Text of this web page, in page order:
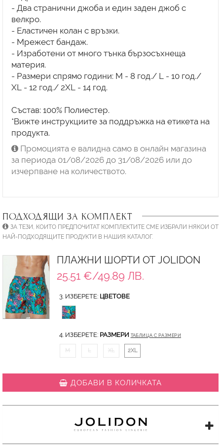
- Два странични джоба и един заден джоб с
велкро.
- Еластичен колан с връзки.
- Мрежест бандаж.
- Изработени от много тънка бързосъхнеща
материя.
- Размери спрямо години: М - 8 год./ L - 10 год./
XL - 12 год./ 2XL - 14 год.
Състав: 100% Полиестер.
*Вижте инструкциите за поддръжка на етикета на
продукта.
Промоцията е валидна само в онлайн магазина
за периода 01/08/2026 до 31/08/2026 или до
изчерпване на количеството.
ПОДХОДЯЩИ ЗА КОМПЛЕКТ
ЗА ТЕЗИ, КОИТО ПРЕДПОЧИТАТ КОМПЛЕКТИТЕ СМЕ ИЗБРАЛИ НЯКОИ ОТ
НАЙ-ПОДХОДЯЩИТЕ ПРОДУКТИ В НАШИЯ КАТАЛОГ.
ПЛАЖНИ ШОРТИ ОТ JOLIDON
25.51 €/49.89 ЛВ.
3. ИЗБЕРЕТЕ: ЦВЕТОВЕ
4. ИЗБЕРЕТЕ: РАЗМЕРИ ТАБЛИЦА С РАЗМЕРИ
M L XL 2XL
ДОБАВИ В КОЛИЧКАТА